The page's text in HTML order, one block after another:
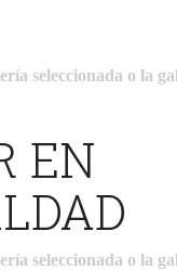
seleccionada o la
EN
seleccionada o la